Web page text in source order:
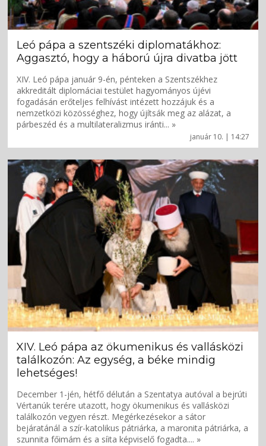
január 10. | 14:27
Leó pápa a szentszéki diplomatákhoz:
Aggasztó, hogy a háború újra divatba jött
XIV. Leó pápa január 9-én, pénteken a Szentszékhez
akkreditált diplomáciai testület hagyományos újévi
fogadásán erőteljes felhívást intézett hozzájuk és a
nemzetközi közösséghez, hogy újítsák meg az alázat, a
párbeszéd és a multilateralizmus iránti... »
XIV. Leó pápa az ökumenikus és vallásközi
találkozón: Az egység, a béke mindig
lehetséges!
December 1-jén, hétfő délután a Szentatya autóval a bejrúti
Vértanúk terére utazott, hogy ökumenikus és vallásközi
találkozón vegyen részt. Megérkezésekor a sátor
bejáratánál a szír-katolikus pátriárka, a maronita pátriárka, a
szunnita főimám és a síita képviselő fogadta.... »